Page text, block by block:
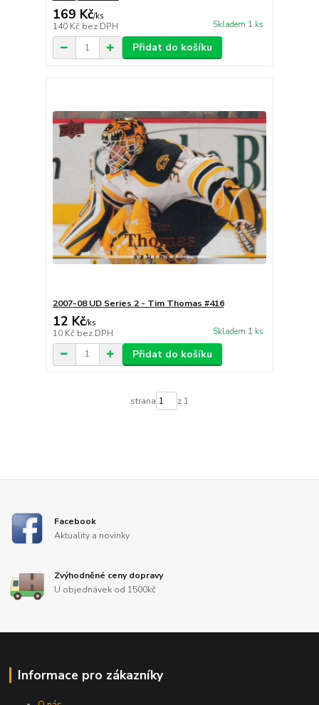
169 Kč/ks
140 Kč bez DPH Skladem 1 ks
Přidat do košíku
2007-08 UD Series 2 - Tim Thomas #416
12 Kč/ks
10 Kč bez DPH Skladem 1 ks
Přidat do košíku
strana z 1
Facebook
Aktuality a novinky
Zvýhodněné ceny dopravy
U objednávek od 1500kč
Informace pro zákazníky